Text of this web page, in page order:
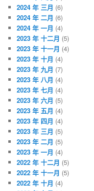
2024 年 三月 (6)
2024 年 二月 (6)
2024 年 一月 (4)
2023 年 十二月 (5)
2023 年 十一月 (4)
2023 年 十月 (4)
2023 年 九月 (7)
2023 年 八月 (4)
2023 年 七月 (4)
2023 年 六月 (5)
2023 年 五月 (4)
2023 年 四月 (4)
2023 年 三月 (5)
2023 年 二月 (5)
2023 年 一月 (4)
2022 年 十二月 (5)
2022 年 十一月 (5)
2022 年 十月 (4)